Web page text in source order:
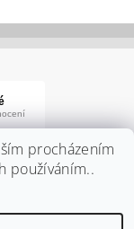
procházením
používáním..